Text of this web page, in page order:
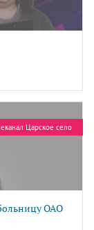
Царское село
ОАО